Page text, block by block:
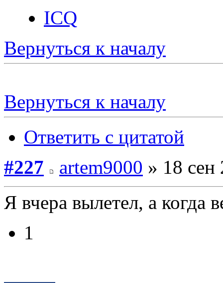
ICQ
Вернуться к началу
Вернуться к началу
Ответить с цитатой
#227
artem9000 » 18 сен
Я вчера вылетел, а когда
1